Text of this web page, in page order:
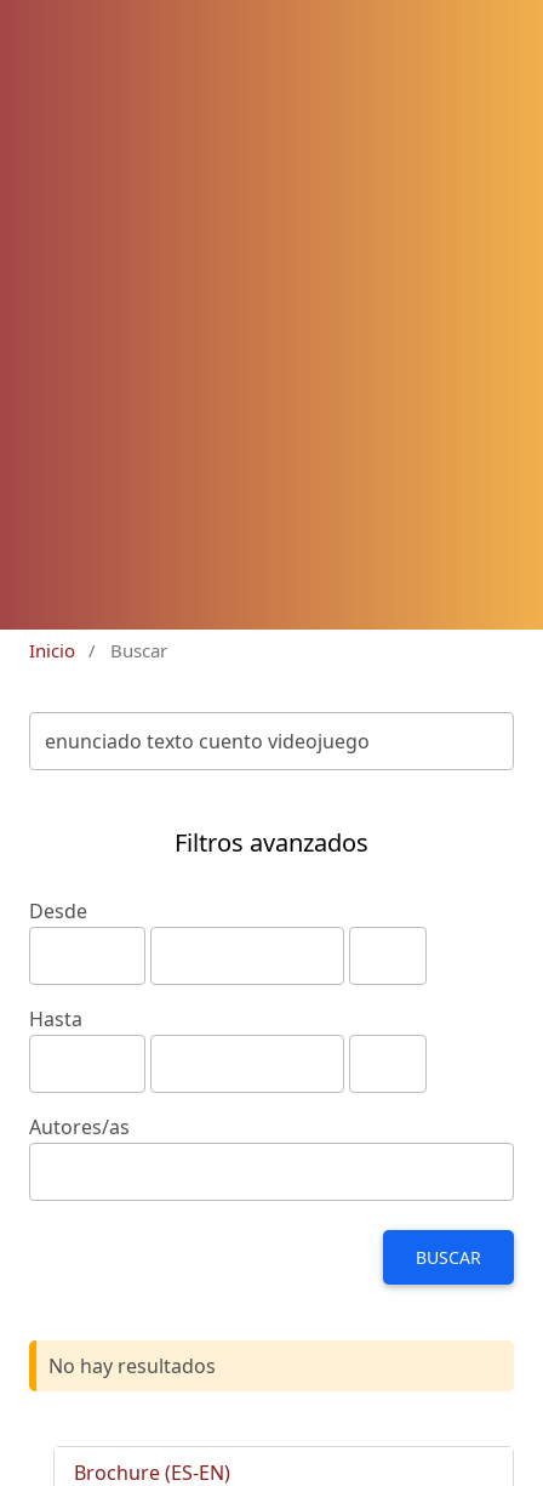
Inicio / Buscar
Filtros avanzados
Desde
Hasta
Autores/as
BUSCAR
No hay resultados
Brochure (ES-EN)